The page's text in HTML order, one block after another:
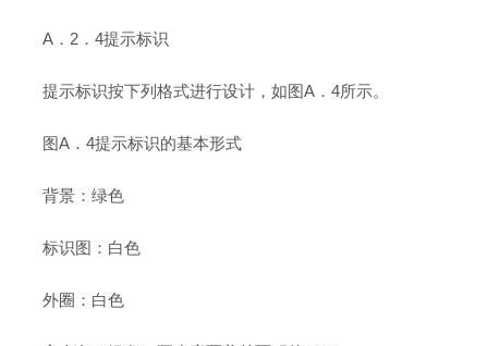
A．2．4提示标识
提示标识按下列格式进行设计，如图A．4所示。
图A．4提示标识的基本形式
背景：绿色
标识图：白色
外圈：白色